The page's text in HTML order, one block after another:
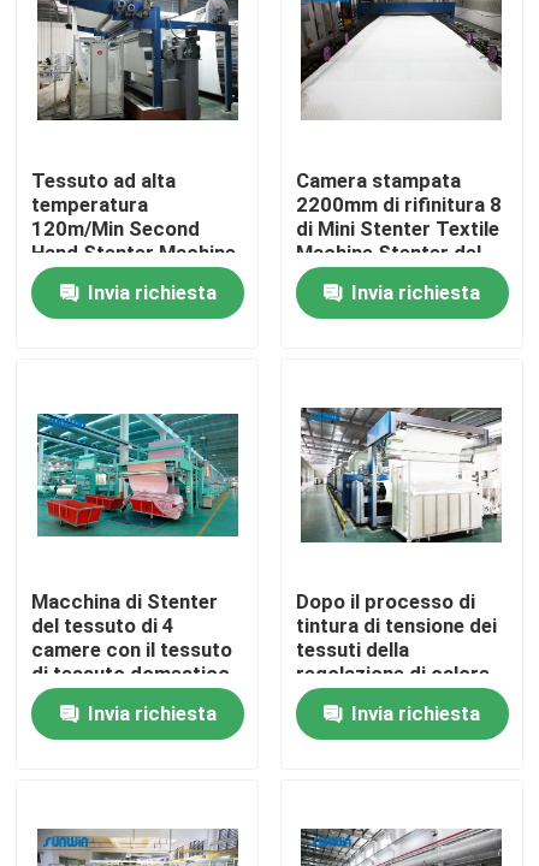
Casa
Chi siamo
Contatti
macchina dello stenter del tessuto
Macchina di Stenter dell'aria calda
Macchina di Stenter del tessuto
Asciugatrice del tessuto
Rifinitrice del tessuto
Tessuto ad alta
temperatura
120m/Min Second
Hand Stenter Machine
per i tessuti del vello
Invia richiesta
Camera stampata
2200mm di rifinitura 8
di Mini Stenter Textile
Machine Stenter del
tessuto
Invia richiesta
Macchina di Stenter
del tessuto di 4
camere con il tessuto
di tessuto domestico
del dispositivo in lotti
del rotoloInvia richiesta
Dopo il processo di
tintura di tensione dei
tessuti della
regolazione di calore
della macchina di
Stenter del tessuto
del tessuto in tessuto
Invia richiesta